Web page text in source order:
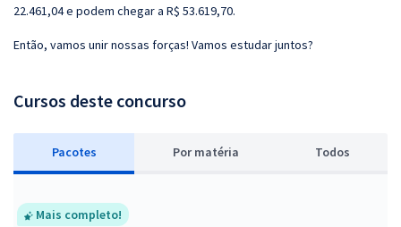
22.461,04 e podem chegar a R$ 53.619,70.
Então, vamos unir nossas forças! Vamos estudar juntos?
Cursos deste concurso
Pacotes Por matéria Todos
Mais completo!